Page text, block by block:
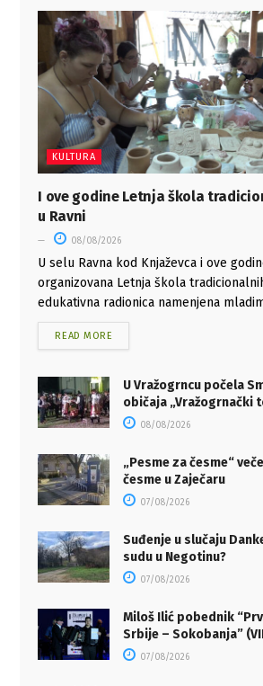
KULTURA
I ove godine Letnja škola
u Ravni
08/08/2026
U selu Ravna kod Knjaževca i ove
organizovana Letnja škola
edukativna radionica namenjena
READ MORE
U Vražogrncu počela
običaja „Vražogrnački
08/08/2026
„Pesme za česme“
česme u Zaječaru
07/08/2026
Suđenje u slučaju
sudu u Negotinu?
07/08/2026
Miloš Ilić pobednik
Srbije – Sokobanja”
07/08/2026